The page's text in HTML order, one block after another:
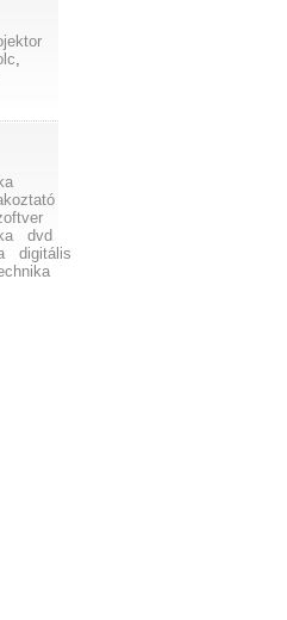
,
dvd
digitális